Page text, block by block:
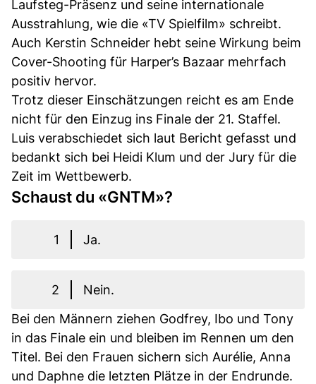
Laufsteg-Präsenz und seine internationale
Ausstrahlung, wie die «TV Spielfilm» schreibt.
Auch Kerstin Schneider hebt seine Wirkung beim
Cover-Shooting für Harper’s Bazaar mehrfach
positiv hervor.
Trotz dieser Einschätzungen reicht es am Ende
nicht für den Einzug ins Finale der 21. Staffel.
Luis verabschiedet sich laut Bericht gefasst und
bedankt sich bei Heidi Klum und der Jury für die
Zeit im Wettbewerb.
Schaust du «GNTM»?
1 Ja.
2
Nein.
Bei den Männern ziehen Godfrey, Ibo und Tony
in das Finale ein und bleiben im Rennen um den
Titel. Bei den Frauen sichern sich Aurélie, Anna
und Daphne die letzten Plätze in der Endrunde.